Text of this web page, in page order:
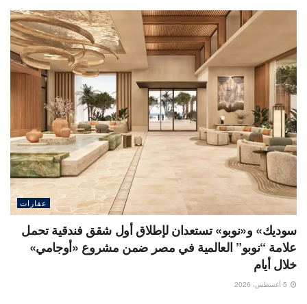
عقارات
سوديك» و«نوبو» تستعدان لإطلاق أول شقق فندقية تحمل
علامة “نوبو” العالمية في مصر ضمن مشروع «أوجامي»
خلال أيام